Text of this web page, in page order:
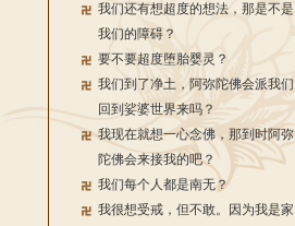
我们还有想超度的想法，那是不是
我们的障碍？
要不要超度堕胎婴灵？
我们到了净土，阿弥陀佛会派我们
回到娑婆世界来吗？
我现在就想一心念佛，那到时阿弥
陀佛会来接我的吧？
我们每个人都是南无？
我很想受戒，但不敢。因为我是家